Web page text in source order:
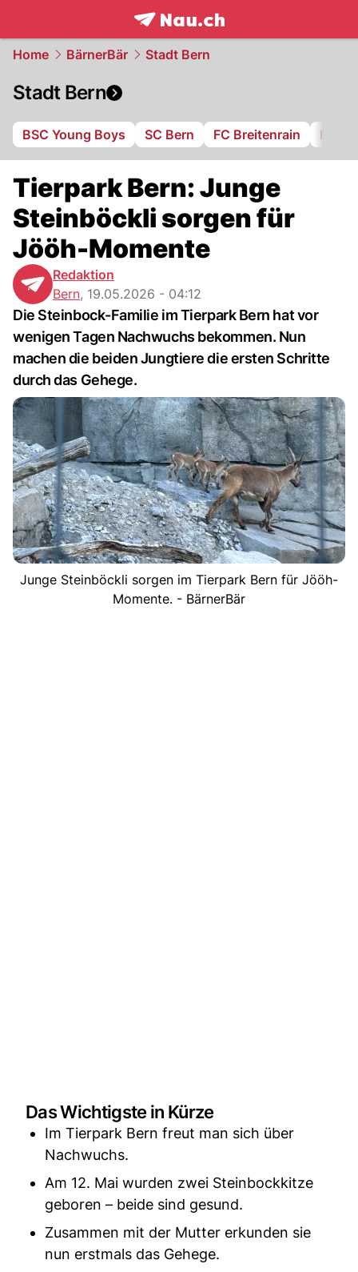
frontpage.NAU.ch
Home BärnerBär Stadt Bern
Stadt Bern
BSC Young Boys SC Bern FC Breitenrain BSV
Tierpark Bern: Junge
Steinböckli sorgen für
Jööh-Momente
Redaktion
Bern, 19.05.2026 - 04:12
Die Steinbock-Familie im Tierpark Bern hat vor
wenigen Tagen Nachwuchs bekommen. Nun
machen die beiden Jungtiere die ersten Schritte
durch das Gehege.
Junge Steinböckli sorgen im Tierpark Bern für Jööh-
Momente. - BärnerBär
Das Wichtigste in Kürze
Im Tierpark Bern freut man sich über
Nachwuchs.
Am 12. Mai wurden zwei Steinbockkitze
geboren – beide sind gesund.
Zusammen mit der Mutter erkunden sie
nun erstmals das Gehege.